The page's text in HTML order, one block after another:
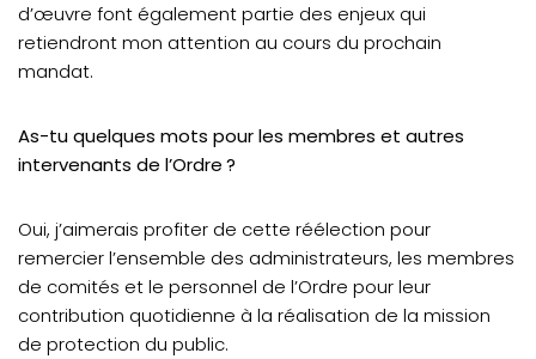
d’œuvre font également partie des enjeux qui
retiendront mon attention au cours du prochain
mandat.
As-tu quelques mots pour les membres et autres
intervenants de l’Ordre ?
Oui, j’aimerais profiter de cette réélection pour
remercier l’ensemble des administrateurs, les membres
de comités et le personnel de l’Ordre pour leur
contribution quotidienne à la réalisation de la mission
de protection du public.